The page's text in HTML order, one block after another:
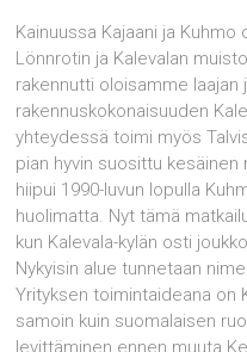
Kainuussa Kajaani ja
Lönnrotin ja Kalevalan
rakennutti oloisamme laajan
rakennuskokonaisuuden
yhteydessä toimi myös
pian hyvin suosittu
hiipui 1990-luvun lopulla
huolimatta. Nyt tämä
kun Kalevala-kylän osti
Nykyisin alue tunnetaan
Yrityksen toimintaideana on
samoin kuin suomalaisen